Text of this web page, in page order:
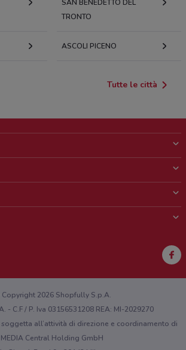
SAN BENEDETTO DEL
TRONTO
ASCOLI PICENO
Tutte le città
marketing
sul web o sull'app?
2026 Shopfully S.p.A.
- C.F / P. Iva 03156531208 REA: MI-2029270
all’attività di direzione e coordinamento di
MEDIA Central Holding GmbH